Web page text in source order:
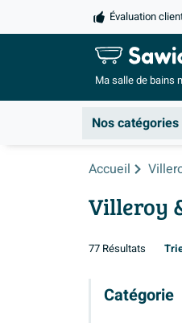
Évaluation
Ma salle debains
Nos catégories
Accueil
Villeroy
77 Résultats
Catégorie